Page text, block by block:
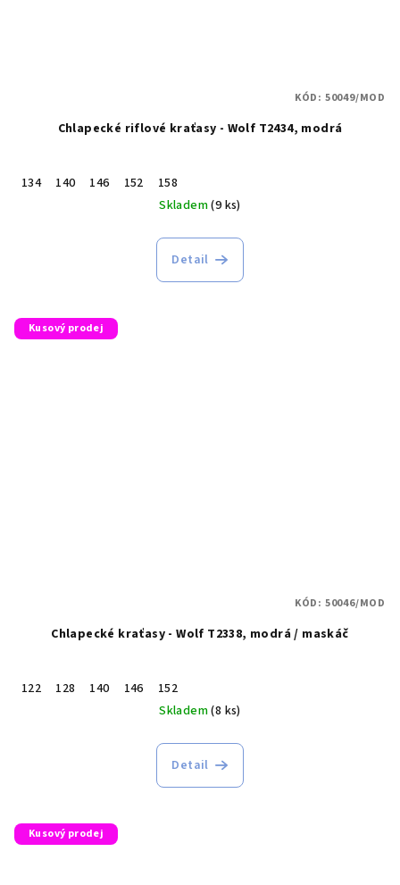
Chlapecké riflové kraťasy - Wolf T2434, modrá
134 140 146 152
158
Skladem(9 ks)
Detail
KÓD: 50049/MOD
Kusový prodej
Chlapecké kraťasy - Wolf T2338, modrá / maskáč
122 128 140 146
152
Skladem(8 ks)
Detail
KÓD: 50046/MOD
Kusový prodej